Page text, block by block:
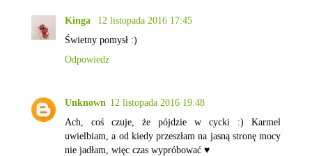
Kinga
12 listopada 2016 17:45
Świetny pomysł :)
Odpowiedz
Unknown 12 listopada 2016 19:48
Ach, coś czuje, że pójdzie w cycki :) Karmel
uwielbiam, a od kiedy przeszłam na jasną stronę mocy
nie jadłam, więc czas wypróbować ♥